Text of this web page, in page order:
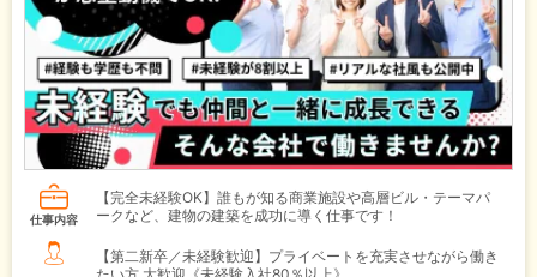
仕事内容
【完全未経験OK】誰もが知る商業施設や高層ビル・テーマパ
ークなど、建物の建築を成功に導く仕事です！
【第二新卒／未経験歓迎】プライベートを充実させながら働き